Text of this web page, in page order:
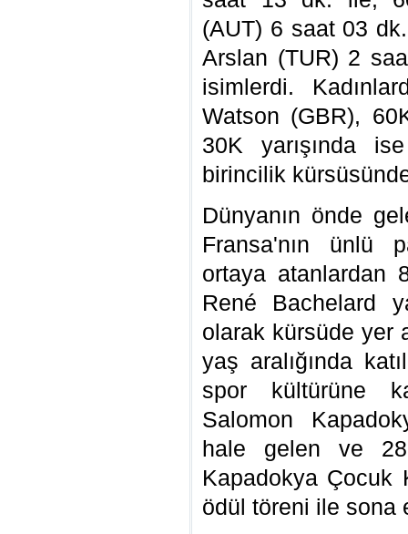
(AUT) 6 saat 03
Arslan (TUR) 2
isimlerdi.
Watson (GBR),
30K yarışında
birincilik
Dünyanın önde
Fransa'nın ünlü
ortaya atanlardan
René Bachelard
olarak kürsüde yer
yaş aralığında
spor kültürüne
Salomon
hale gelen ve
Kapadokya Çocuk
ödül töreni ile sona